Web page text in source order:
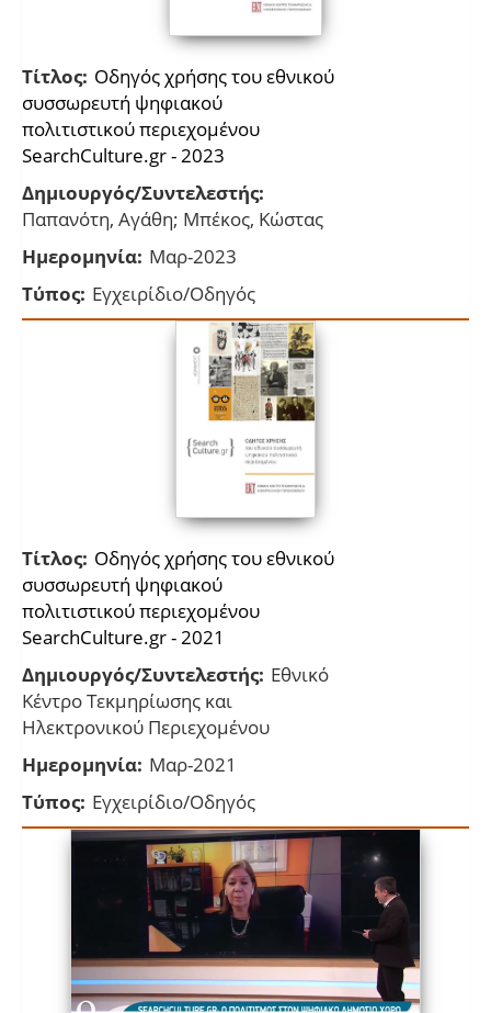
Τίτλος: Οδηγός χρήσης του εθνικού
συσσωρευτή ψηφιακού
πολιτιστικού περιεχομένου
SearchCulture.gr - 2023
Δημιουργός/Συντελεστής:
Παπανότη, Αγάθη; Μπέκος, Κώστας
Ημερομηνία: Μαρ-2023
Τύπος: Εγχειρίδιο/Οδηγός
Τίτλος: Οδηγός χρήσης του εθνικού
συσσωρευτή ψηφιακού
πολιτιστικού περιεχομένου
SearchCulture.gr - 2021
Δημιουργός/Συντελεστής: Εθνικό
Κέντρο Τεκμηρίωσης και
Ηλεκτρονικού Περιεχομένου
Ημερομηνία: Μαρ-2021
Τύπος: Εγχειρίδιο/Οδηγός